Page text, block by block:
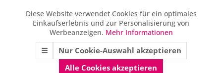
Persönlicher Kundenservice
Versand am selben Tag
100 Tage Rückgaberecht
Marketing Aktiv
Aktiv
Diese Website verwendet Cookies für ein optimales
Einkaufserlebnis und zur Personalisierung von
Werbeanzeigen. Mehr Informationen
☰
Nur Cookie-Auswahl akzeptieren
Alle Cookies akzeptieren